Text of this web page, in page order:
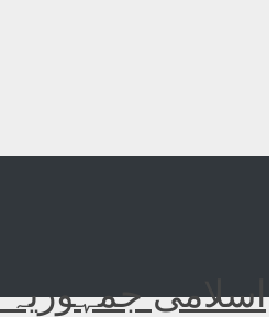
اسلامی جمہوریہ